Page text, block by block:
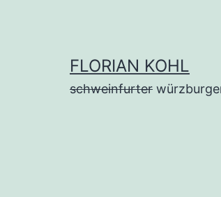
FLORIAN KOHL
schweinfurter